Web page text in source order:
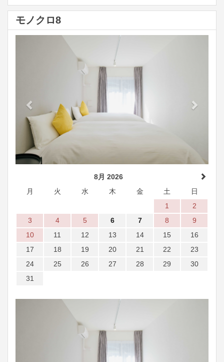
モノクロ8
8月 2026
月
火 水 木 金 土
日
1
2
3
4 5 6 7 8
9
10
11 12 13 14 15
16
17
18 19 20 21 22
23
24
25 26 27 28 29
30
31